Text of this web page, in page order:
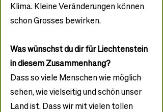
Klima. Kleine Veränderungen können
schon Grosses bewirken.
Was wünschst du dir für Liechtenstein
in diesem Zusammenhang?
Dass so viele Menschen wie möglich
sehen, wie vielseitig und schön unser
Land ist. Dass wir mit vielen tollen